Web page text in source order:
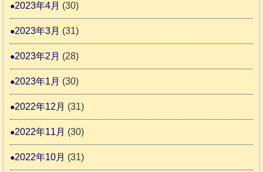
2023年4月 (30)
2023年3月 (31)
2023年2月 (28)
2023年1月 (30)
2022年12月 (31)
2022年11月 (30)
2022年10月 (31)